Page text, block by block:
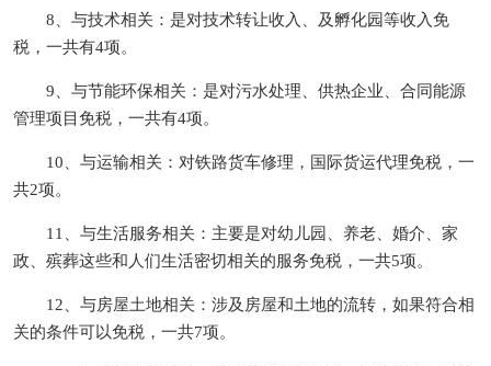
8、与技术相关：是对技术转让收入、及孵化园等收入免
税，一共有4项。
9、与节能环保相关：是对污水处理、供热企业、合同能源
管理项目免税，一共有4项。
10、与运输相关：对铁路货车修理，国际货运代理免税，一
共2项。
11、与生活服务相关：主要是对幼儿园、养老、婚介、家
政、殡葬这些和人们生活密切相关的服务免税，一共5项。
12、与房屋土地相关：涉及房屋和土地的流转，如果符合相
关的条件可以免税，一共7项。